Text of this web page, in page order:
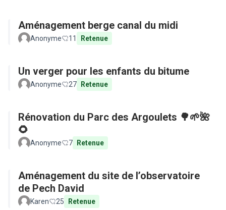
Aménagement berge canal du midi
Anonyme 11 Retenue
Un verger pour les enfants du bitume
Anonyme 27 Retenue
Rénovation du Parc des Argoulets 🌳🌱🌺
🌻
Anonyme 7 Retenue
Aménagement du site de l’observatoire
de Pech David
Karen 25 Retenue